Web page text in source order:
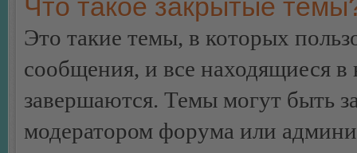
Что такое закрытые
Это такие темы, в которых
сообщения, и все находящиеся
завершаются. Темы могут быть
модератором форума или